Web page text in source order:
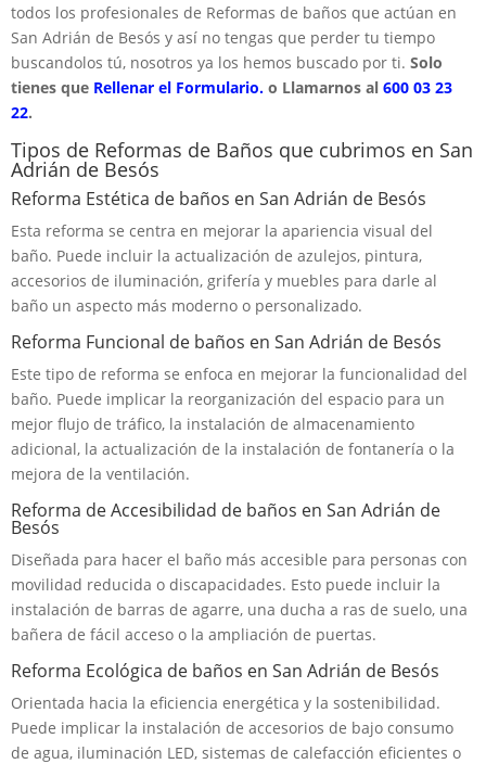
todos los profesionales de Reformas de baños que actúan en
San Adrián de Besós y así no tengas que perder tu tiempo
buscandolos tú, nosotros ya los hemos buscado por ti. Solo
tienes que Rellenar el Formulario. o Llamarnos al 600 03 23
22.
Tipos de Reformas de Baños que cubrimos en San
Adrián de Besós
Reforma Estética de baños en San Adrián de Besós
Esta reforma se centra en mejorar la apariencia visual del
baño. Puede incluir la actualización de azulejos, pintura,
accesorios de iluminación, grifería y muebles para darle al
baño un aspecto más moderno o personalizado.
Reforma Funcional de baños en San Adrián de Besós
Este tipo de reforma se enfoca en mejorar la funcionalidad del
baño. Puede implicar la reorganización del espacio para un
mejor flujo de tráfico, la instalación de almacenamiento
adicional, la actualización de la instalación de fontanería o la
mejora de la ventilación.
Reforma de Accesibilidad de baños en San Adrián de
Besós
Diseñada para hacer el baño más accesible para personas con
movilidad reducida o discapacidades. Esto puede incluir la
instalación de barras de agarre, una ducha a ras de suelo, una
bañera de fácil acceso o la ampliación de puertas.
Reforma Ecológica de baños en San Adrián de Besós
Orientada hacia la eficiencia energética y la sostenibilidad.
Puede implicar la instalación de accesorios de bajo consumo
de agua, iluminación LED, sistemas de calefacción eficientes o